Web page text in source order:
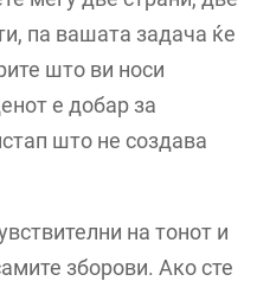
па вашата задача ќе
што ви носи
е добар за
што не создава
на тонот и
зборови. Ако сте